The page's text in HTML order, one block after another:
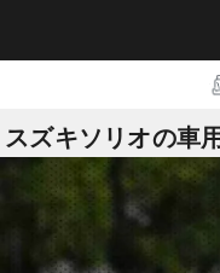
スズキソリオの車